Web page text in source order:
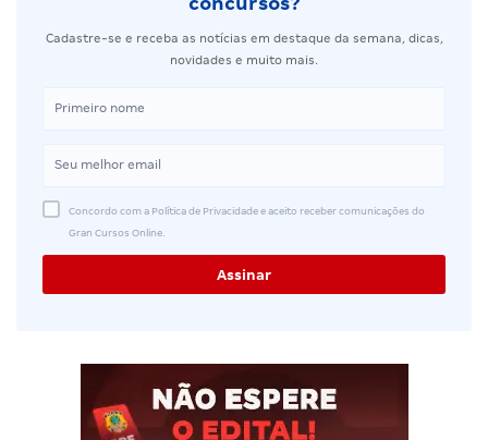
Cadastre-se e receba as notícias em destaque da semana, dicas,
novidades e muito mais.
Concordo com a Política de Privacidade e aceito receber comunicações do
Gran Cursos Online.